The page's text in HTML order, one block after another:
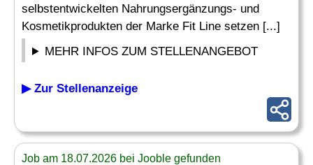
selbstentwickelten Nahrungsergänzungs- und
Kosmetikprodukten der Marke Fit Line setzen [...]
MEHR INFOS ZUM STELLENANGEBOT
▶ Zur Stellenanzeige
Job am 18.07.2026 bei Jooble gefunden